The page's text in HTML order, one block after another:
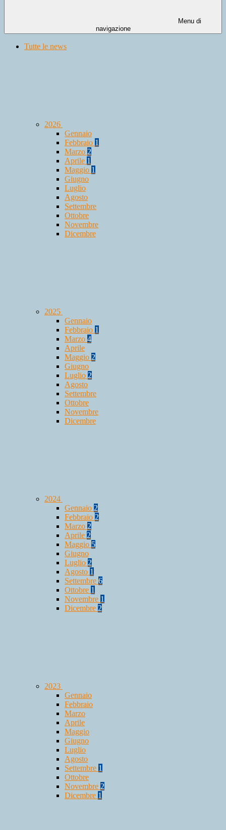
Menu di
navigazione
Tutte le news
2026
Gennaio
Febbraio 1
Marzo 2
Aprile 1
Maggio 1
Giugno
Luglio
Agosto
Settembre
Ottobre
Novembre
Dicembre
2025
Gennaio
Febbraio 1
Marzo 4
Aprile
Maggio 2
Giugno
Luglio 2
Agosto
Settembre
Ottobre
Novembre
Dicembre
2024
Gennaio 2
Febbraio 2
Marzo 2
Aprile 2
Maggio 5
Giugno
Luglio 2
Agosto 1
Settembre 6
Ottobre 1
Novembre 1
Dicembre 2
2023
Gennaio
Febbraio
Marzo
Aprile
Maggio
Giugno
Luglio
Agosto
Settembre 1
Ottobre
Novembre 2
Dicembre 1